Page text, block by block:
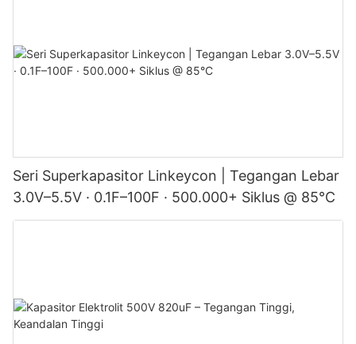
Seri Superkapasitor Linkeycon | Tegangan Lebar
3.0V–5.5V · 0.1F–100F · 500.000+ Siklus @ 85°C